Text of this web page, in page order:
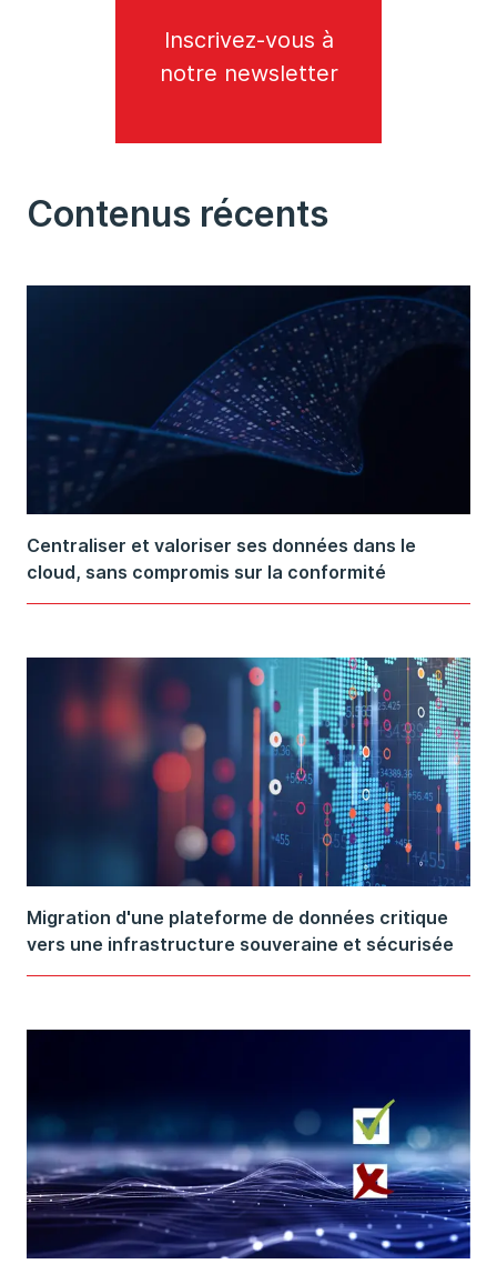
Inscrivez-vous à
notre newsletter
Contenus récents
Centraliser et valoriser ses données dans le
cloud, sans compromis sur la conformité
Migration d'une plateforme de données critique
vers une infrastructure souveraine et sécurisée